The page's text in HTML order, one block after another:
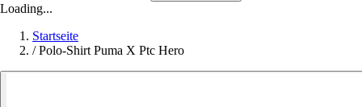
Loading...
Startseite
/ Polo-Shirt Puma X Ptc Hero